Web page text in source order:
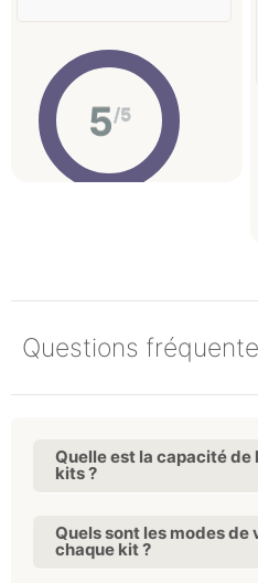
5/5
Questions
Quelle est la capacité
kits ?
Quels sont les modes de
chaque kit ?